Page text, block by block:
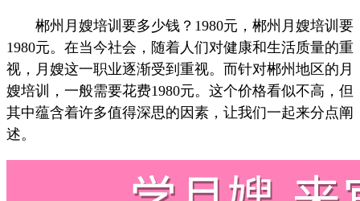
郴州月嫂培训要多少钱？1980元，郴州月嫂培训要
1980元。在当今社会，随着人们对健康和生活质量的重
视，月嫂这一职业逐渐受到重视。而针对郴州地区的月
嫂培训，一般需要花费1980元。这个价格看似不高，但
其中蕴含着许多值得深思的因素，让我们一起来分点阐
述。